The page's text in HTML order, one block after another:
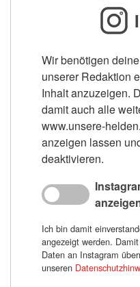
Wir benötigen
unserer Redaktion
Inhalt anzuzeigen.
damit auch alle
www.unsere-
anzeigen lassen
deaktivieren.
Ich bin damit
angezeigt werden.
Daten an Instagram
unseren